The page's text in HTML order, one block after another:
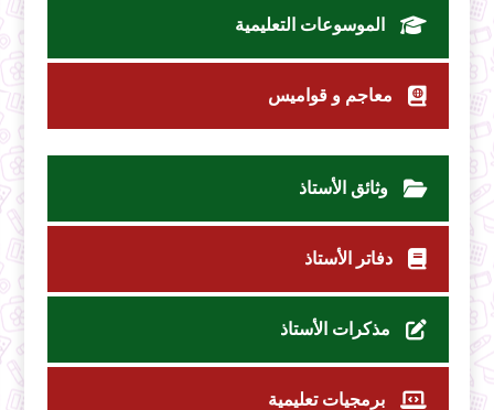
الموسوعات التعليمية
معاجم و قواميس
وثائق الأستاذ
دفاتر الأستاذ
مذكرات الأستاذ
برمجيات تعليمية